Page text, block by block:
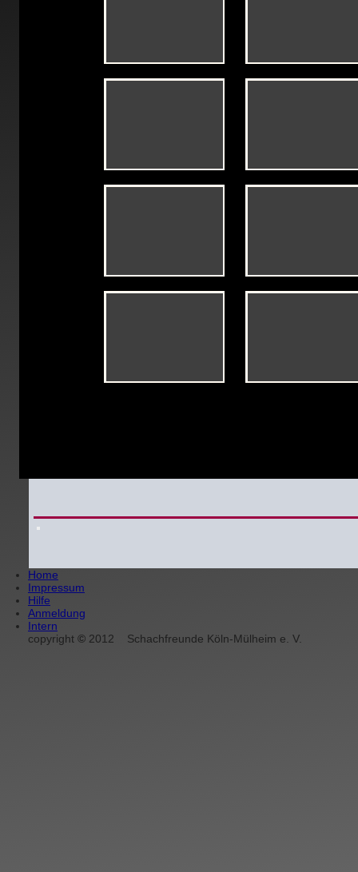
Home
Impressum
Hilfe
Anmeldung
Intern
copyright © 2012 Schachfreunde Köln-Mülheim e. V.